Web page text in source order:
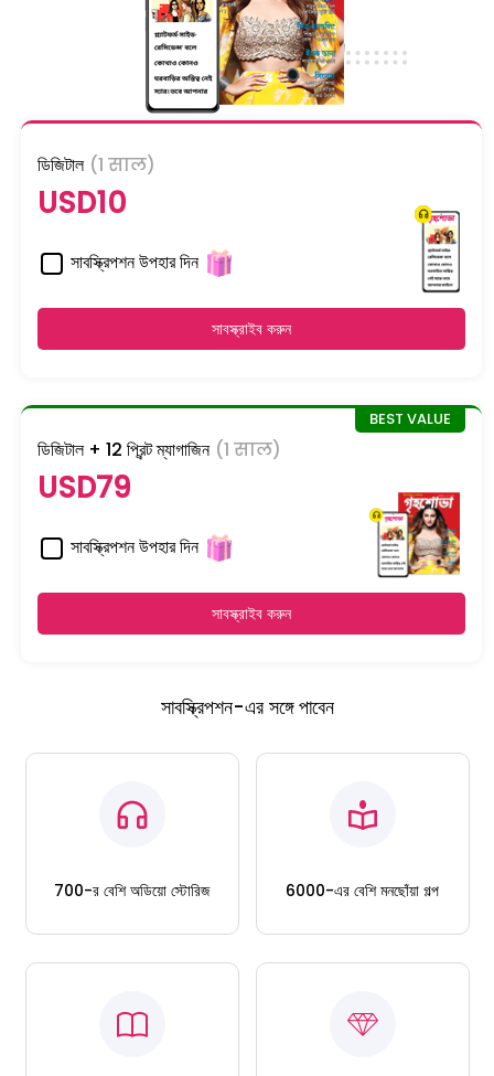
ডিজিটাল (1 साल)
USD10
সাবস্ক্রিপশন উপহার দিন
সাবস্ক্রাইব করুন
ডিজিটাল + 12 প্রিন্ট ম্যাগাজিন (1 साल)
USD79
সাবস্ক্রিপশন উপহার দিন
সাবস্ক্রাইব করুন
সাবস্ক্রিপশন-এর সঙ্গে পাবেন
700-র বেশি অডিয়ো স্টোরিজ 6000-এর বেশি মনছোঁয়া গল্প